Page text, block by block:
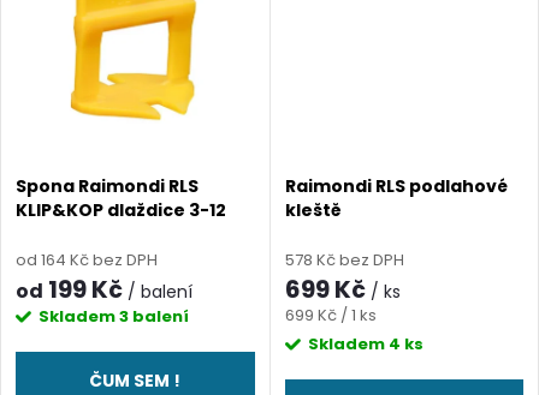
Spona Raimondi RLS
KLIP&KOP dlaždice 3-12
od 164 Kč bez DPH
od 199 Kč / balení
Skladem3 balení
ČUM SEM !
Raimondi RLS podlahové
kleště
578 Kč bez DPH
699 Kč / ks
Měrná
cena:
699 Kč / 1 ks
Skladem 4 ks